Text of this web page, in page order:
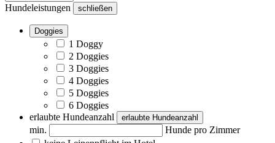
Hundeleistungen schließen
Doggies
1 Doggy
2 Doggies
3 Doggies
4 Doggies
5 Doggies
6 Doggies
erlaubte Hundeanzahl
erlaubte Hundeanzahl
min.
Hunde pro Zimmer